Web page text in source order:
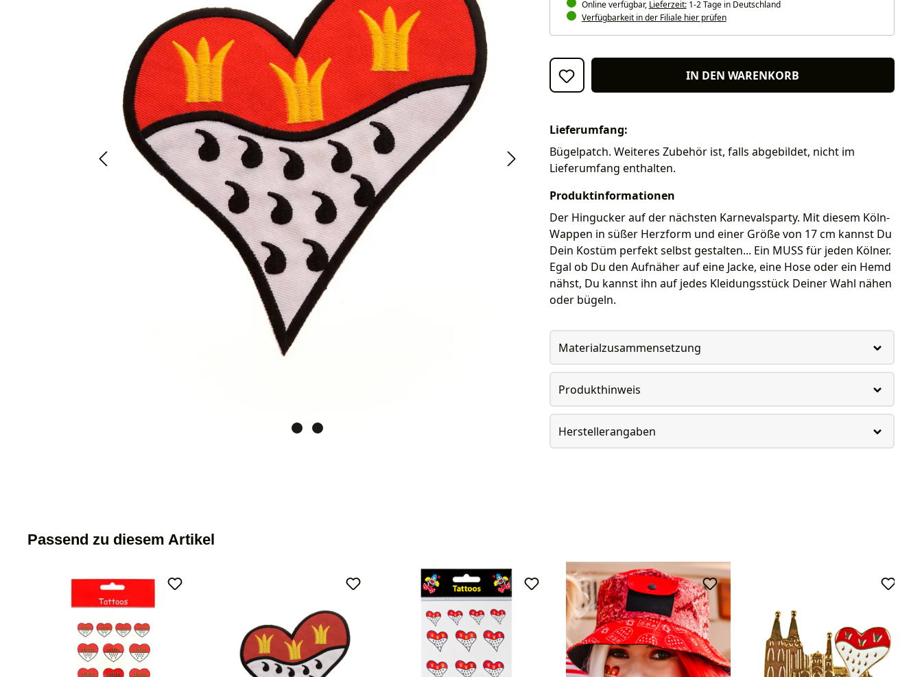
Online verfügbar, Lieferzeit:1-2 Tage in Deutschland
Verfügbarkeit in der Filiale hier prüfen
IN DEN WARENKORB
Lieferumfang:
Bügelpatch. Weiteres Zubehör ist, falls abgebildet, nicht im
Lieferumfang enthalten.
Produktinformationen
Der Hingucker auf der nächsten Karnevalsparty. Mit diesem Köln-
Wappen in süßer Herzform und einer Größe von 17 cm kannst Du
Dein Kostüm perfekt selbst gestalten... Ein MUSS für jeden Kölner.
Egal ob Du den Aufnäher auf eine Jacke, eine Hose oder ein Hemd
nähst, Du kannst ihn auf jedes Kleidungsstück Deiner Wahl nähen
oder bügeln.
Materialzusammensetzung
Produkthinweis
Herstellerangaben
Passend zu diesem Artikel